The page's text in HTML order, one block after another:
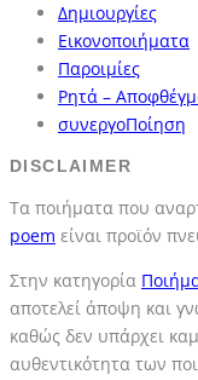
Δημιουργίες
Εικονοποιήματα
Παροιμίες
Ρητά –
συνεργοΠοίηση
DISCLAIMER
Τα ποιήματα που
poem είναι προϊόν
Στην κατηγορία
αποτελεί άποψη και
καθώς δεν υπάρχει
αυθεντικότητα των